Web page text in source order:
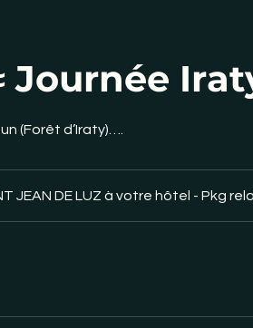
Journée
(Forêt d’Iraty)….
JEAN DE LUZ à votre hôtel - Pkg